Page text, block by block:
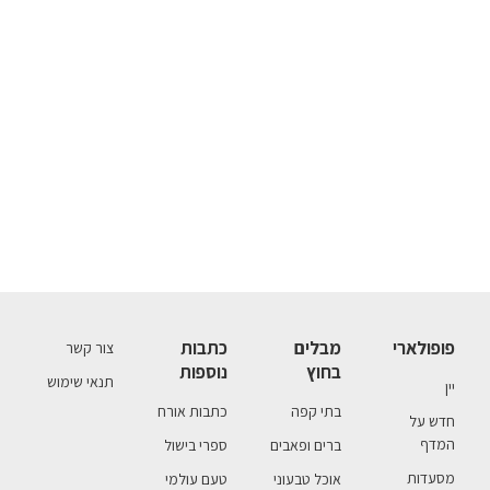
פופולארי
יין
חדש על
המדף
מסעדות
מבלים
בחוץ
בתי קפה
ברים ופאבים
אוכל טבעוני
כתבות
נוספות
כתבות אורח
ספרי בישול
טעם עולמי
צור קשר
תנאי שימוש